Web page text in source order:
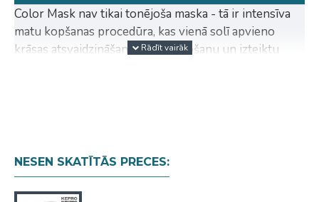
Color Mask nav tikai tonējoša maska - tā ir intensīva
matu kopšanas procedūra, kas vienā solī apvieno
krāsas atsvaidzināšanu, dziļu barošanu un izteiktu
Intensīvi atsvaidzina un pastiprina matu krāsu.
Baro un stiprina matu šķiedru.
Piešķir matiem izteiktu spīdumu un zīdainu
NESEN SKATĪTĀS PRECES: